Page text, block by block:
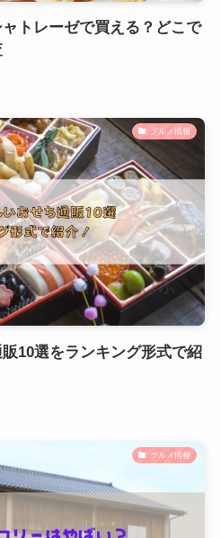
トレーゼで買える？どこで
グルメ情報
10選をランキング形式で紹
グルメ情報